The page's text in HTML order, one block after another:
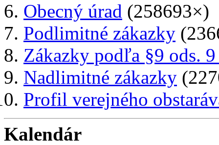
Obecný úrad (258693×)
Podlimitné zákazky
Zákazky podľa §9 ods.
Nadlimitné zákazky
Profil verejného
Kalendár